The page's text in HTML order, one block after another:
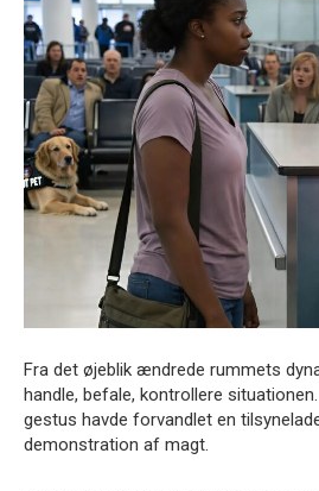
Fra det øjeblik ændrede rummets
handle, befale, kontrollere
gestus havde forvandlet en
demonstration af magt.